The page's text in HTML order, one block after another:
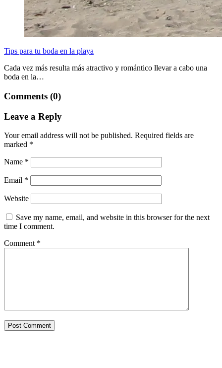
Tips para tu boda en la playa
Cada vez más resulta más atractivo y romántico llevar a cabo una
boda en la…
Comments (0)
Leave a Reply
Your email address will not be published. Required fields are
marked *
Name *
Email *
Website
Save my name, email, and website in this browser for the next
time I comment.
Comment *